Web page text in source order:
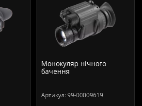
Монокуляр нічного
бачення
Артикул:99-00009619